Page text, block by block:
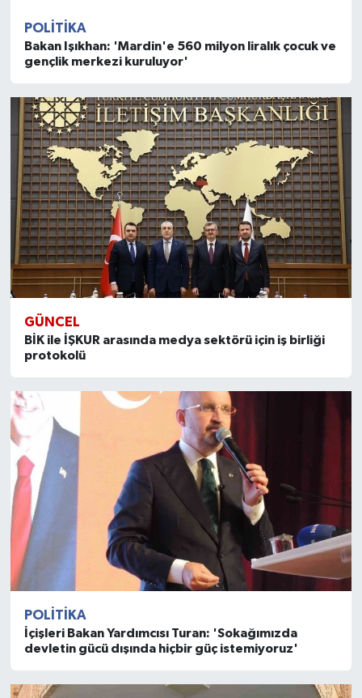
POLITIKA
Bakan Işıkhan: 'Mardin'e 560 milyon liralık çocuk ve
gençlik merkezi kuruluyor'
GÜNCEL
BİK ile İŞKUR arasında medya sektörü için iş birliği
protokolü
POLITIKA
İçişleri Bakan Yardımcısı Turan: 'Sokağımızda
devletin gücü dışında hiçbir güç istemiyoruz'